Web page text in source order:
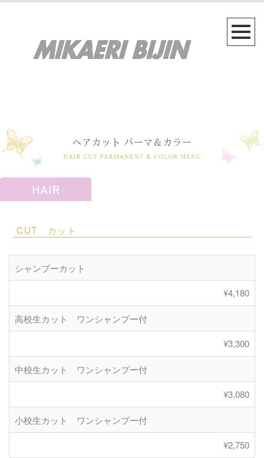
CUT カット
シャンプーカット
¥4,180
高校生カット ワンシャンプー付
¥3,300
中校生カット ワンシャンプー付
¥3,080
小校生カット ワンシャンプー付
¥2,750